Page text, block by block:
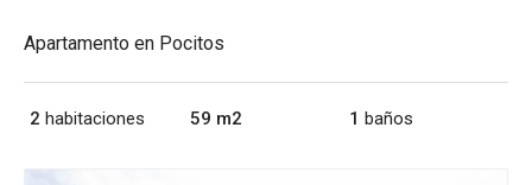
Apartamento en Pocitos
2 habitaciones 59 m2 1 baños